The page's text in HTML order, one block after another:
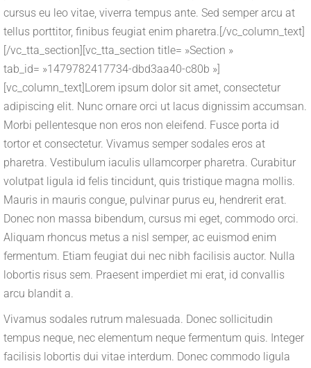
cursus eu leo vitae, viverra tempus ante. Sed semper arcu at
tellus porttitor, finibus feugiat enim pharetra.[/vc_column_text]
[/vc_tta_section][vc_tta_section title= »Section »
tab_id= »1479782417734-dbd3aa40-c80b »]
[vc_column_text]Lorem ipsum dolor sit amet, consectetur
adipiscing elit. Nunc ornare orci ut lacus dignissim accumsan.
Morbi pellentesque non eros non eleifend. Fusce porta id
tortor et consectetur. Vivamus semper sodales eros at
pharetra. Vestibulum iaculis ullamcorper pharetra. Curabitur
volutpat ligula id felis tincidunt, quis tristique magna mollis.
Mauris in mauris congue, pulvinar purus eu, hendrerit erat.
Donec non massa bibendum, cursus mi eget, commodo orci.
Aliquam rhoncus metus a nisl semper, ac euismod enim
fermentum. Etiam feugiat dui nec nibh facilisis auctor. Nulla
lobortis risus sem. Praesent imperdiet mi erat, id convallis
arcu blandit a.
Vivamus sodales rutrum malesuada. Donec sollicitudin
tempus neque, nec elementum neque fermentum quis. Integer
facilisis lobortis dui vitae interdum. Donec commodo ligula